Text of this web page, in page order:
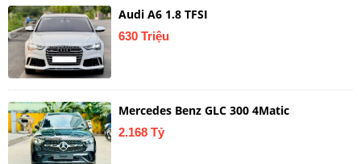
Audi A6 1.8 TFSI
630 Triệu
Mercedes Benz GLC 300 4Matic
2.168 Tỷ